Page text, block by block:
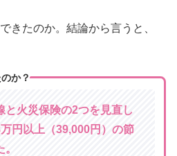
きたのか。結論から言うと、
か？
と火災保険の2つを見直し
円以上（39,000円）の節